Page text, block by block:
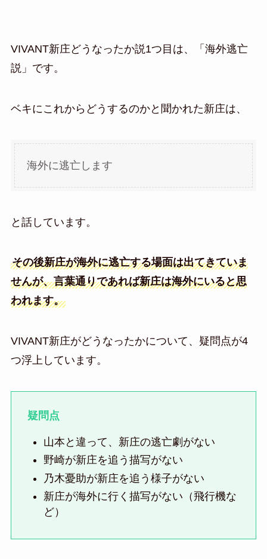
VIVANT新庄どうなったか説1つ目は、「海外逃亡
説」です。
ベキにこれからどうするのかと聞かれた新庄は、
海外に逃亡します
と話しています。
その後新庄が海外に逃亡する場面は出てきていま
せんが、言葉通りであれば新庄は海外にいると思
われます。
VIVANT新庄がどうなったかについて、疑問点が4
つ浮上しています。
疑問点
山本と違って、新庄の逃亡劇がない
野崎が新庄を追う描写がない
乃木憂助が新庄を追う様子がない
新庄が海外に行く描写がない（飛行機な
ど）